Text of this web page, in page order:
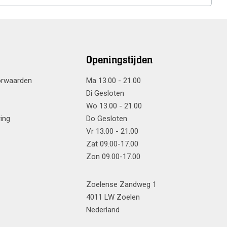
Openingstijden
Ma 13.00 - 21.00
Di Gesloten
Wo 13.00 - 21.00
Do Gesloten
Vr 13.00 - 21.00
Zat 09.00-17.00
Zon 09.00-17.00
Zoelense Zandweg 1
4011 LW Zoelen
Nederland